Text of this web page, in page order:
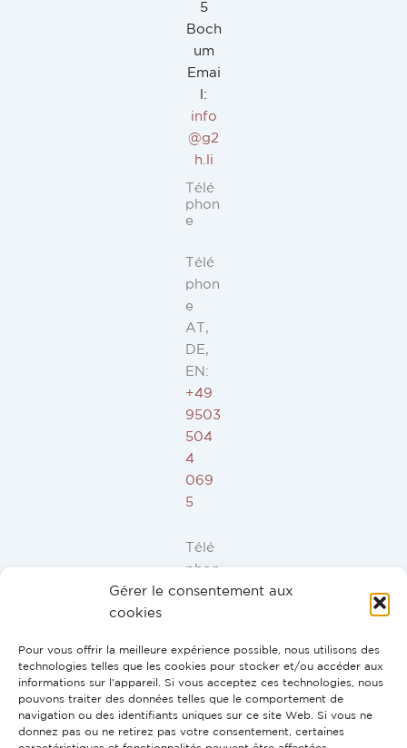
Gérer le consentement aux
cookies
Pour vous offrir la meilleure expérience possible, nous utilisons des
technologies telles que les cookies pour stocker et/ou accéder aux
informations sur l'appareil. Si vous acceptez ces technologies, nous
pouvons traiter des données telles que le comportement de
navigation ou des identifiants uniques sur ce site Web. Si vous ne
donnez pas ou ne retirez pas votre consentement, certaines
5
Boch
um
Emai
l:
info
@g2
h.li
Télé
phon
e
Télé
phon
e
AT,
DE,
EN:
+49
9503
504
4
069
5
Télé
phon
e ES,
PT:
+34
91
946
44